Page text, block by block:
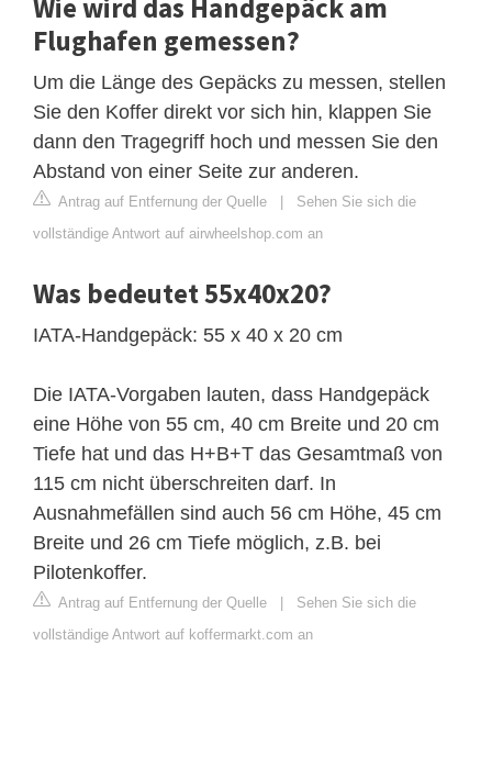
Wie wird das Handgepäck am
Flughafen gemessen?
Um die Länge des Gepäcks zu messen, stellen
Sie den Koffer direkt vor sich hin, klappen Sie
dann den Tragegriff hoch und messen Sie den
Abstand von einer Seite zur anderen.
Antrag auf Entfernung der Quelle | Sehen Sie sich die
vollständige Antwort auf airwheelshop.com an
Was bedeutet 55x40x20?
IATA-Handgepäck: 55 x 40 x 20 cm
Die IATA-Vorgaben lauten, dass Handgepäck
eine Höhe von 55 cm, 40 cm Breite und 20 cm
Tiefe hat und das H+B+T das Gesamtmaß von
115 cm nicht überschreiten darf. In
Ausnahmefällen sind auch 56 cm Höhe, 45 cm
Breite und 26 cm Tiefe möglich, z.B. bei
Pilotenkoffer.
Antrag auf Entfernung der Quelle | Sehen Sie sich die
vollständige Antwort auf koffermarkt.com an